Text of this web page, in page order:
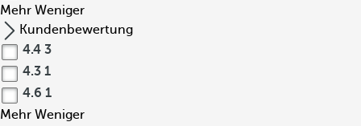
Mehr Weniger
Kundenbewertung
4.4 3
4.3 1
4.6 1
Mehr Weniger